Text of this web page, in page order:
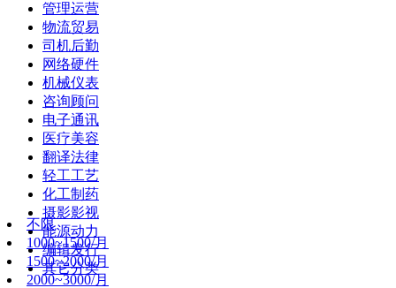
管理运营
物流贸易
司机后勤
网络硬件
机械仪表
咨询顾问
电子通讯
医疗美容
翻译法律
轻工工艺
化工制药
摄影影视
能源动力
编辑发行
其它分类
不限
1000~1500/月
1500~2000/月
2000~3000/月